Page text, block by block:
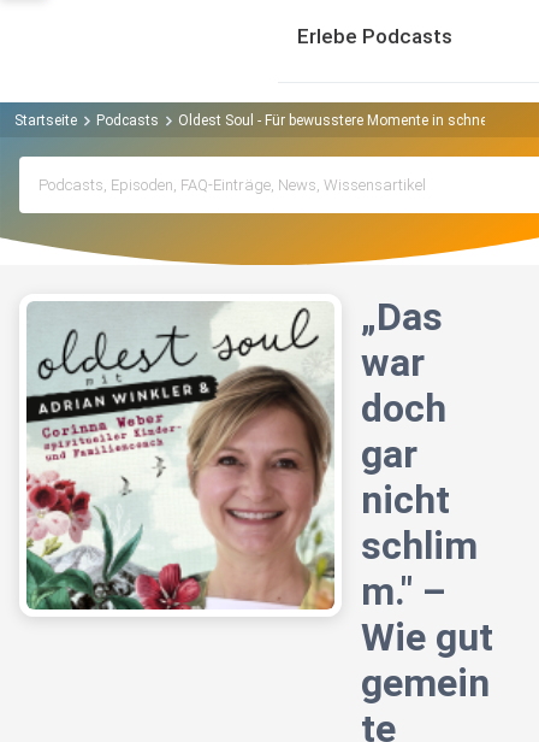
Erlebe Podcasts
Startseite Podcasts Oldest Soul - Für bewusstere Momente in
„Das
war
doch
gar
nicht
schlim
m." –
Wie gut
gemein
te